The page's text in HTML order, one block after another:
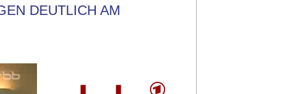
DEUTLICH AM